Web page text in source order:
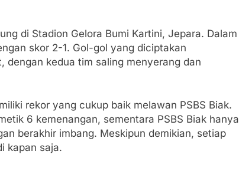
di Stadion Gelora Bumi Kartini, Jepara. Dalam
skor 2-1. Gol-gol yang diciptakan
dengan kedua tim saling menyerang dan
rekor yang cukup baik melawan PSBS Biak.
6 kemenangan, sementara PSBS Biak hanya
berakhir imbang. Meskipun demikian, setiap
kapan saja.